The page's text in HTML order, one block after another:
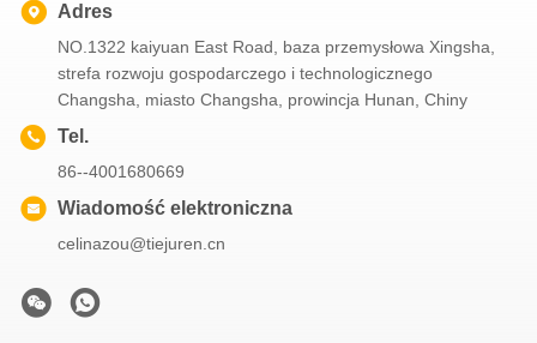
Adres
NO.1322 kaiyuan East Road, baza przemysłowa Xingsha,
strefa rozwoju gospodarczego i technologicznego
Changsha, miasto Changsha, prowincja Hunan, Chiny
Tel.
86--4001680669
Wiadomość elektroniczna
celinazou@tiejuren.cn